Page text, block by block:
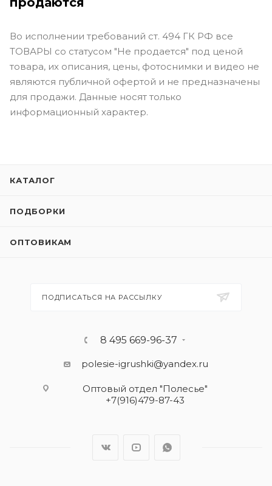
Во исполнении требований ст. 494 ГК РФ все
ТОВАРЫ со статусом "Не продается" под ценой
товара, их описания, цены, фотоснимки и видео не
являются публичной офертой и не предназначены
для продажи. Данные носят только
информационный характер.
КАТАЛОГ
ПОДБОРКИ
ОПТОВИКАМ
ПОДПИСАТЬСЯ НА РАССЫЛКУ
8 495 669-96-37
polesie-igrushki@yandex.ru
Оптовый отдел "Полесье"
+7(916)479-87-43